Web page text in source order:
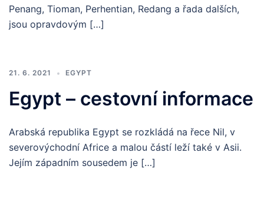
Penang, Tioman, Perhentian, Redang a řada dalších,
jsou opravdovým […]
21. 6. 2021 EGYPT
Egypt – cestovní informace
Arabská republika Egypt se rozkládá na řece Nil, v
severovýchodní Africe a malou částí leží také v Asii.
Jejím západním sousedem je […]